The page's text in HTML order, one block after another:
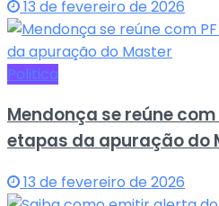
13 de fevereiro de 2026
Politica
Mendonça se reúne
etapas da apuração do
13 de fevereiro de 2026